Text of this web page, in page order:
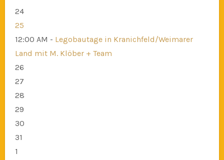
24
25
12:00 AM - Legobautage in Kranichfeld/Weimarer
Land mit M. Klöber + Team
26
27
28
29
30
31
1